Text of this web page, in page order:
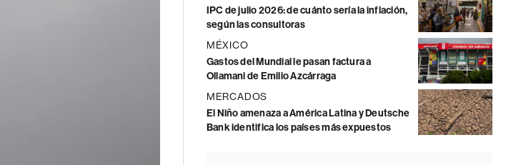
IPC de julio 2026: de cuánto sería la inflación,
según las consultoras
MÉXICO
Gastos del Mundial le pasan factura a
Ollamani de Emilio Azcárraga
MERCADOS
El Niño amenaza a América Latina y Deutsche
Bank identifica los países más expuestos